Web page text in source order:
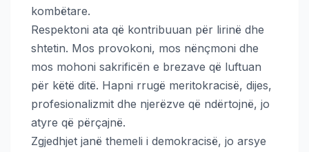
kombëtare.
Respektoni ata që kontribuuan për lirinë dhe
shtetin. Mos provokoni, mos nënçmoni dhe
mos mohoni sakrificën e brezave që luftuan
për këtë ditë. Hapni rrugë meritokracisë, dijes,
profesionalizmit dhe njerëzve që ndërtojnë, jo
atyre që përçajnë.
Zgjedhjet janë themeli i demokracisë, jo arsye